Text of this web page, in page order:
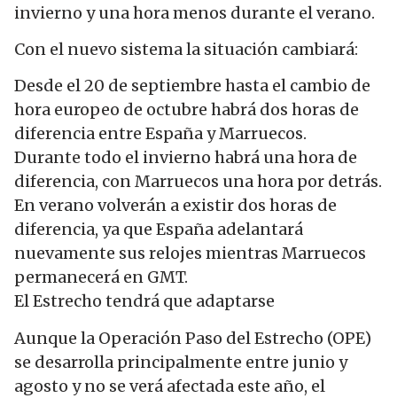
invierno y una hora menos durante el verano.
Con el nuevo sistema la situación cambiará:
Desde el 20 de septiembre hasta el cambio de
hora europeo de octubre habrá dos horas de
diferencia entre España y Marruecos.
Durante todo el invierno habrá una hora de
diferencia, con Marruecos una hora por detrás.
En verano volverán a existir dos horas de
diferencia, ya que España adelantará
nuevamente sus relojes mientras Marruecos
permanecerá en GMT.
El Estrecho tendrá que adaptarse
Aunque la Operación Paso del Estrecho (OPE)
se desarrolla principalmente entre junio y
agosto y no se verá afectada este año, el